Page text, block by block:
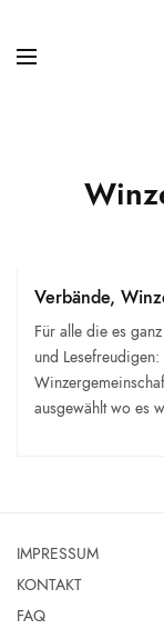
Verbände,
Für alle die es
und
ausgewählt wo es
IMPRESSUM
KONTAKT
FAQ